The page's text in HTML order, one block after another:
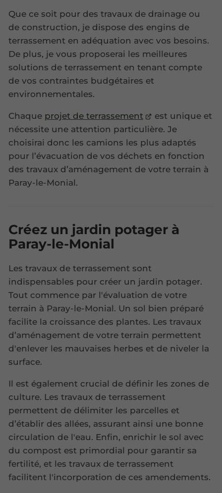
Que ce soit pour des travaux de drainage ou
de construction, je dispose des engins de
terrassement en adéquation avec vos besoins.
De plus, je vous proposerai les meilleures
solutions de terrassement en tenant compte
de vos contraintes budgétaires et
environnementales.
Chaque projet de terrassement
est unique et
nécessite une attention particulière. Je
choisirai donc les camions les plus adaptés
pour l’évacuation de vos déchets en fonction
des travaux d’aménagement de votre terrain à
Paray-le-Monial.
Créez un jardin potager à
Paray-le-Monial
Les travaux de terrassement sont
indispensables pour créer un jardin potager.
Tout commence par l'évaluation de votre
terrain à Paray-le-Monial. Un sol bien préparé
facilite la croissance des plantes. Les travaux
d’aménagement de votre terrain permettent
d'enlever les mauvaises herbes et de niveler la
surface.
Il est également crucial de définir les zones de
culture. Les travaux de terrassement
permettent de délimiter les parcelles et
d’établir des allées, assurant ainsi une bonne
circulation de l'eau. Enfin, enrichir le sol avec
du compost est primordial pour garantir sa
fertilité, et les travaux de terrassement
facilitent l'incorporation de ces amendements.